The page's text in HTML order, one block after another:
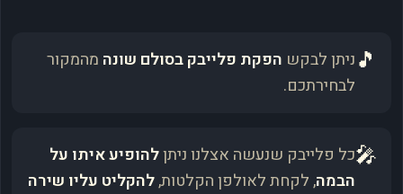
🎵ניתן לבקש הפקת פלייבק בסולם שונה מהמקור
לבחירתכם.
🎤כל פלייבק שנעשה אצלנו ניתןלהופיע איתו על
הבמה, לקחת לאולפן הקלטות,להקליט עליו שירה